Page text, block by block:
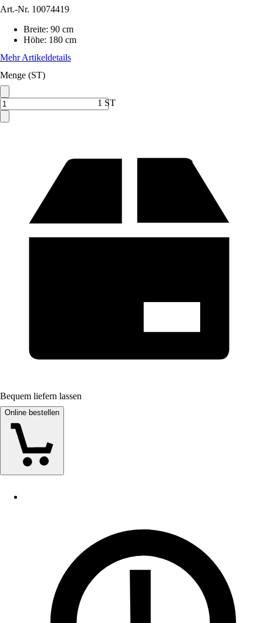
Art.-Nr. 10074419
Breite: 90 cm
Höhe: 180 cm
Mehr Artikeldetails
Menge (ST)
1 ST
Bequem liefern lassen
Online bestellen